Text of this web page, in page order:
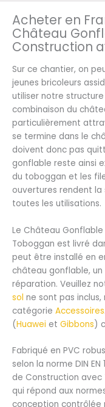
Acheter en
Château
Construction
Sur ce chantier, on
jeunes bricoleurs
utiliser notre
combinaison du
particulièrement
se termine dans le
doivent donc pas
gonflable reste ainsi
du toboggan et les
ouvertures rendent
toutes les utilisations.
Le Château
Toboggan est livré
peut être installé en
château gonflable,
réparation. Veuillez
sol ne sont pas
catégorie Accessoires
(Huawei et Gibbons)
Fabriqué en PVC
selon la norme DIN
de Construction
qui répond aux
conception contrôlée